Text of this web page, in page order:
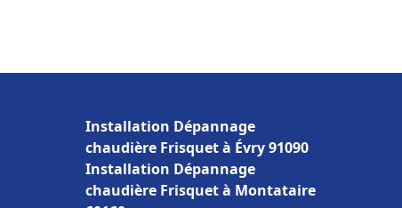
Installation Dépannage
chaudière Frisquet à Évry 91090
Installation Dépannage
chaudière Frisquet à Montataire